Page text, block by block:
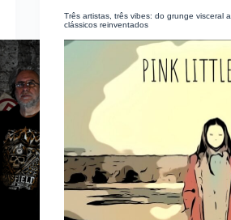
Três artistas, três vibes: do grunge visceral
clássicos reinventados